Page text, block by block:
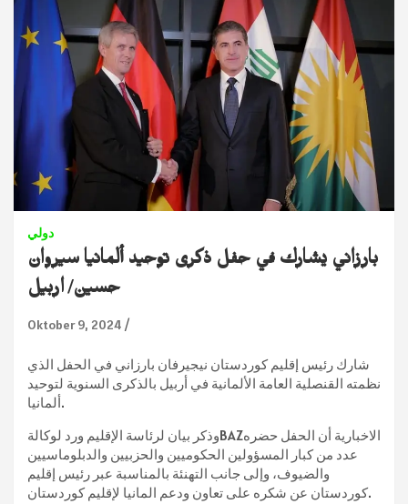
دولي
بارزاني يشارك في حفل ذكرى توحيد ألمانيا سيروان
حسين/ اربيل
Oktober 9, 2024
شارك رئيس إقليم كوردستان نيجيرفان بارزاني في الحفل الذي
نظمته القنصلية العامة الألمانية في أربيل بالذكرى السنوية لتوحيد
ألمانيا.
وذكر بيان لرئاسة الإقليم ورد لوكالةBAZالاخبارية أن الحفل حضره
عدد من كبار المسؤولين الحكوميين والحزبيين والدبلوماسيين
والضيوف، وإلى جانب التهنئة بالمناسبة عبر رئيس إقليم
كوردستان عن شكره على تعاون ودعم المانيا لإقليم كوردستان.